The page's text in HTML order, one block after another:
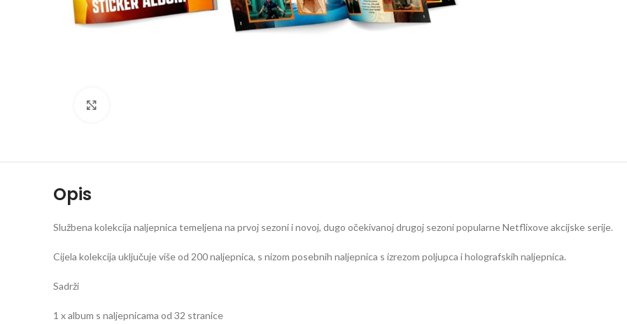
Opis
Službena kolekcija naljepnica temeljena na prvoj sezoni i novoj, dugo očekivanoj drugoj sezoni popularne Netflixove akcijske serije.
Cijela kolekcija uključuje više od 200 naljepnica, s nizom posebnih naljepnica s izrezom poljupca i holografskih naljepnica.
Sadrži
1 x album s naljepnicama od 32 stranice